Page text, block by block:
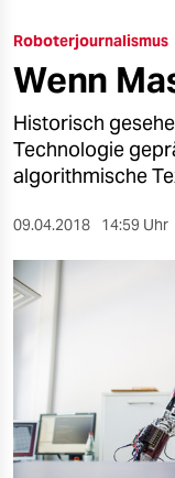
öko
gesellschaft
kultur
sport
nord
wahrheit
verlag
verlag
Roboterjournalismus
Wenn
Historisch
Technologie
algorithmische
09.04.2018 14:59 Uhr